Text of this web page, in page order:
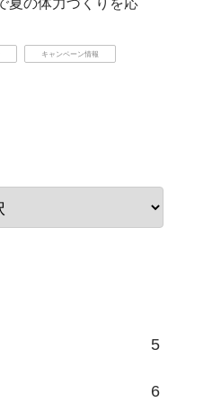
キャンペーン情報
5
6